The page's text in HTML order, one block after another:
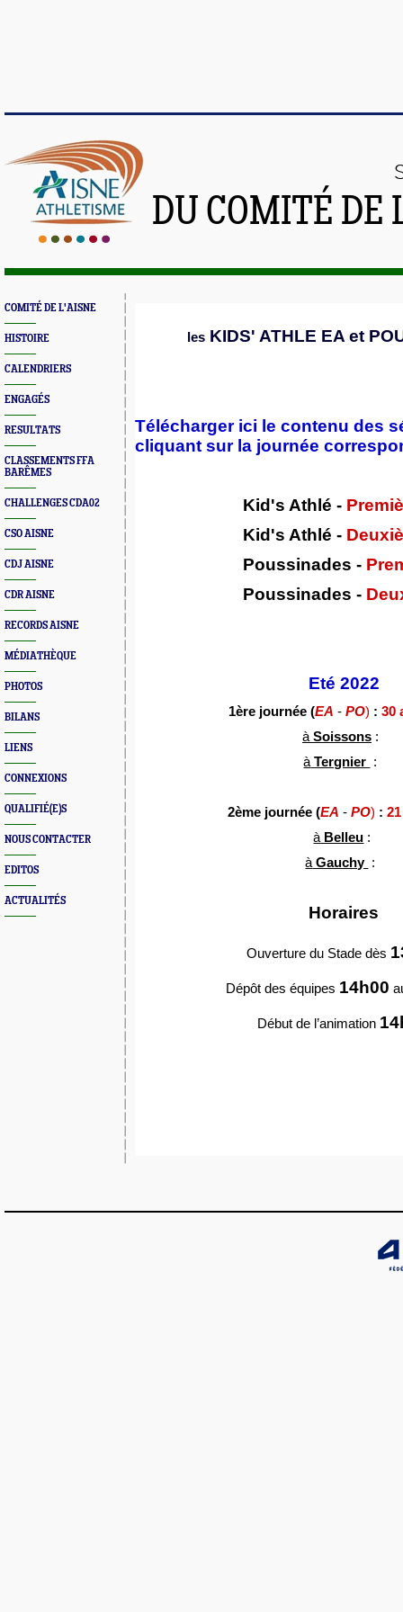
DU COMITÉ
COMITÉ DE L'AISNE
HISTOIRE
CALENDRIERS
ENGAGÉS
RESULTATS
CLASSEMENTS FFA
BARÊMES
CHALLENGES CDA02
CSO AISNE
CDJ AISNE
CDR AISNE
RECORDS AISNE
MÉDIATHÈQUE
PHOTOS
BILANS
LIENS
CONNEXIONS
QUALIFIÉ(E)S
NOUS CONTACTER
EDITOS
ACTUALITÉS
les KIDS' ATHLE EAet
Télécharger ici le contenu des
cliquant sur la journée
Kid's Athlé -
Kid's Athlé -
Poussinades -
Poussinades -
Eté 2022
1ère journée (EA - PO) :30
à Soissons :
à Tergnier :
2ème journée (EA - PO) :
à Belleu :
à Gauchy :
Horaires
Ouverture du Stade dès
Dépôt des équipes 14h00
Début de l’animation